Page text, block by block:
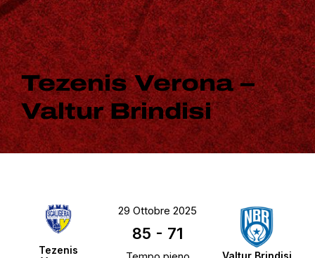
Tezenis Verona –
Valtur Brindisi
Tezenis
Valtur Brindisi
29 Ottobre 2025
85 - 71